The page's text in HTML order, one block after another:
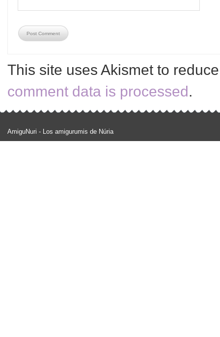
This site uses Akismet to
comment data is processed.
AmiguNuri - Los amigurumis de Núria